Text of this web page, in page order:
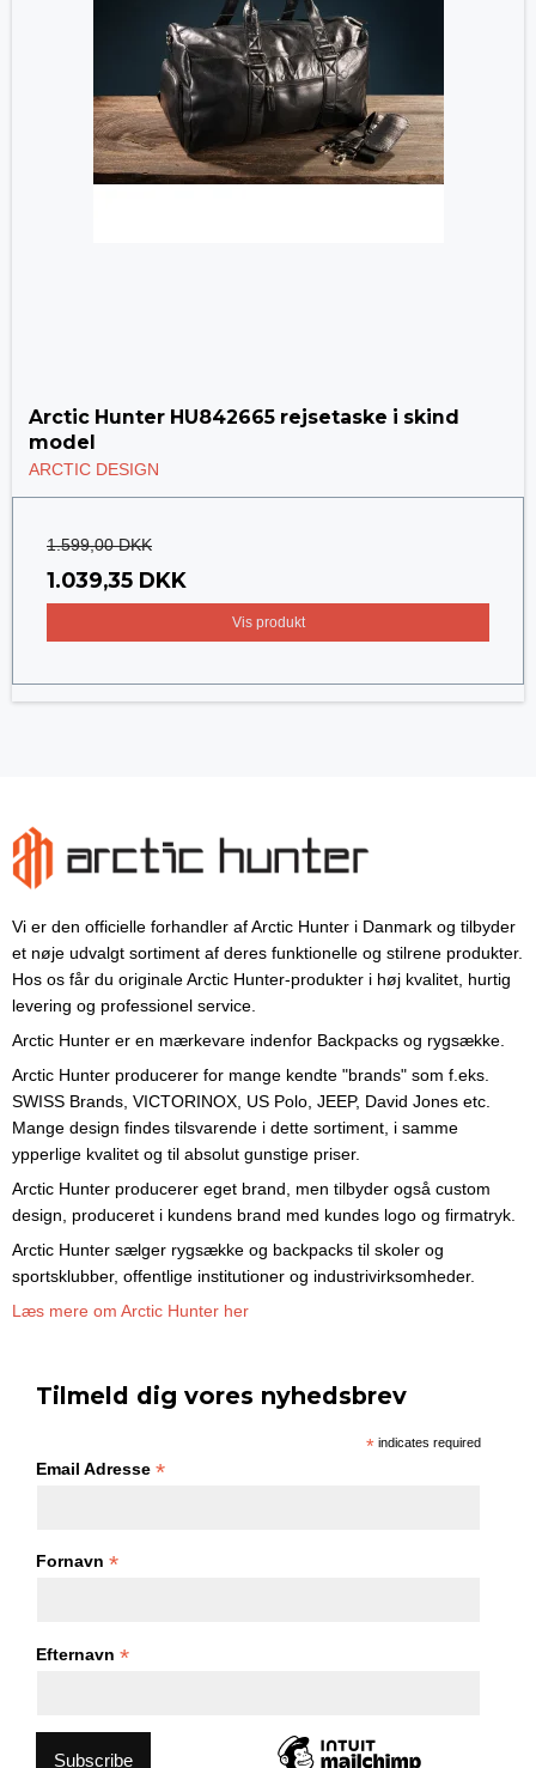
Arctic Hunter HU842665 rejsetaske i skind
model
ARCTIC DESIGN
1.599,00 DKK
1.039,35 DKK
Vis produkt
Vi er den officielle forhandler af Arctic Hunter i Danmark og tilbyder
et nøje udvalgt sortiment af deres funktionelle og stilrene produkter.
Hos os får du originale Arctic Hunter-produkter i høj kvalitet, hurtig
levering og professionel service.
Arctic Hunter er en mærkevare indenfor Backpacks og rygsække.
Arctic Hunter producerer for mange kendte "brands" som f.eks.
SWISS Brands, VICTORINOX, US Polo, JEEP, David Jones etc.
Mange design findes tilsvarende i dette sortiment, i samme
ypperlige kvalitet og til absolut gunstige priser.
Arctic Hunter producerer eget brand, men tilbyder også custom
design, produceret i kundens brand med kundes logo og firmatryk.
Arctic Hunter sælger rygsække og backpacks til skoler og
sportsklubber, offentlige institutioner og industrivirksomheder.
Læs mere om Arctic Hunter her
Tilmeld dig vores nyhedsbrev
* indicates required
Email Adresse *
Fornavn *
Efternavn *